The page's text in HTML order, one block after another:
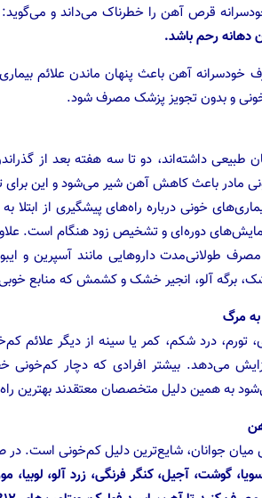
قرص آهن را خطرناک می‌داند و می‌گوید:
دهانه رحم باشد.
خودسرانه آهن باعث پنهان ماندن علائم
و بدون تجویز پزشک مصرف شود.
طبیعی داشته‌اند، دو تا سه هفته بعد از
مادر باعث کاهش آهن شیر می‌شود و این برای
خونی درباره راه‌های پیشگیری از
دوره‌ای و تشخیص زود هنگام است.
طولانی‌مدت داروهایی مانند آسپرین و
برگه آلو، انجیر خشک و کشمش که منابع خوبی
مرگ
تورم، درد شکم، کمر یا سینه از دیگر
می‌دهد. بیشتر افرادی که دچار کم‌خونی
به همین دلیل متخصصان معتقدند بهترین
جوانان، شایع‌ترین دلیل کم‌خونی است. در
سویا، گوشت، آجیل، کنگر فرنگی، زرد آلو،